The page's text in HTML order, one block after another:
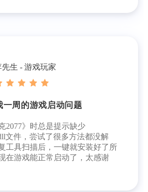
先生 - 游戏玩家
一周的游戏启动问题
2077》时总是提示缺少
文件，尝试了很多方法都没解
工具扫描后，一键就安装好了所
在游戏能正常启动了，太感谢